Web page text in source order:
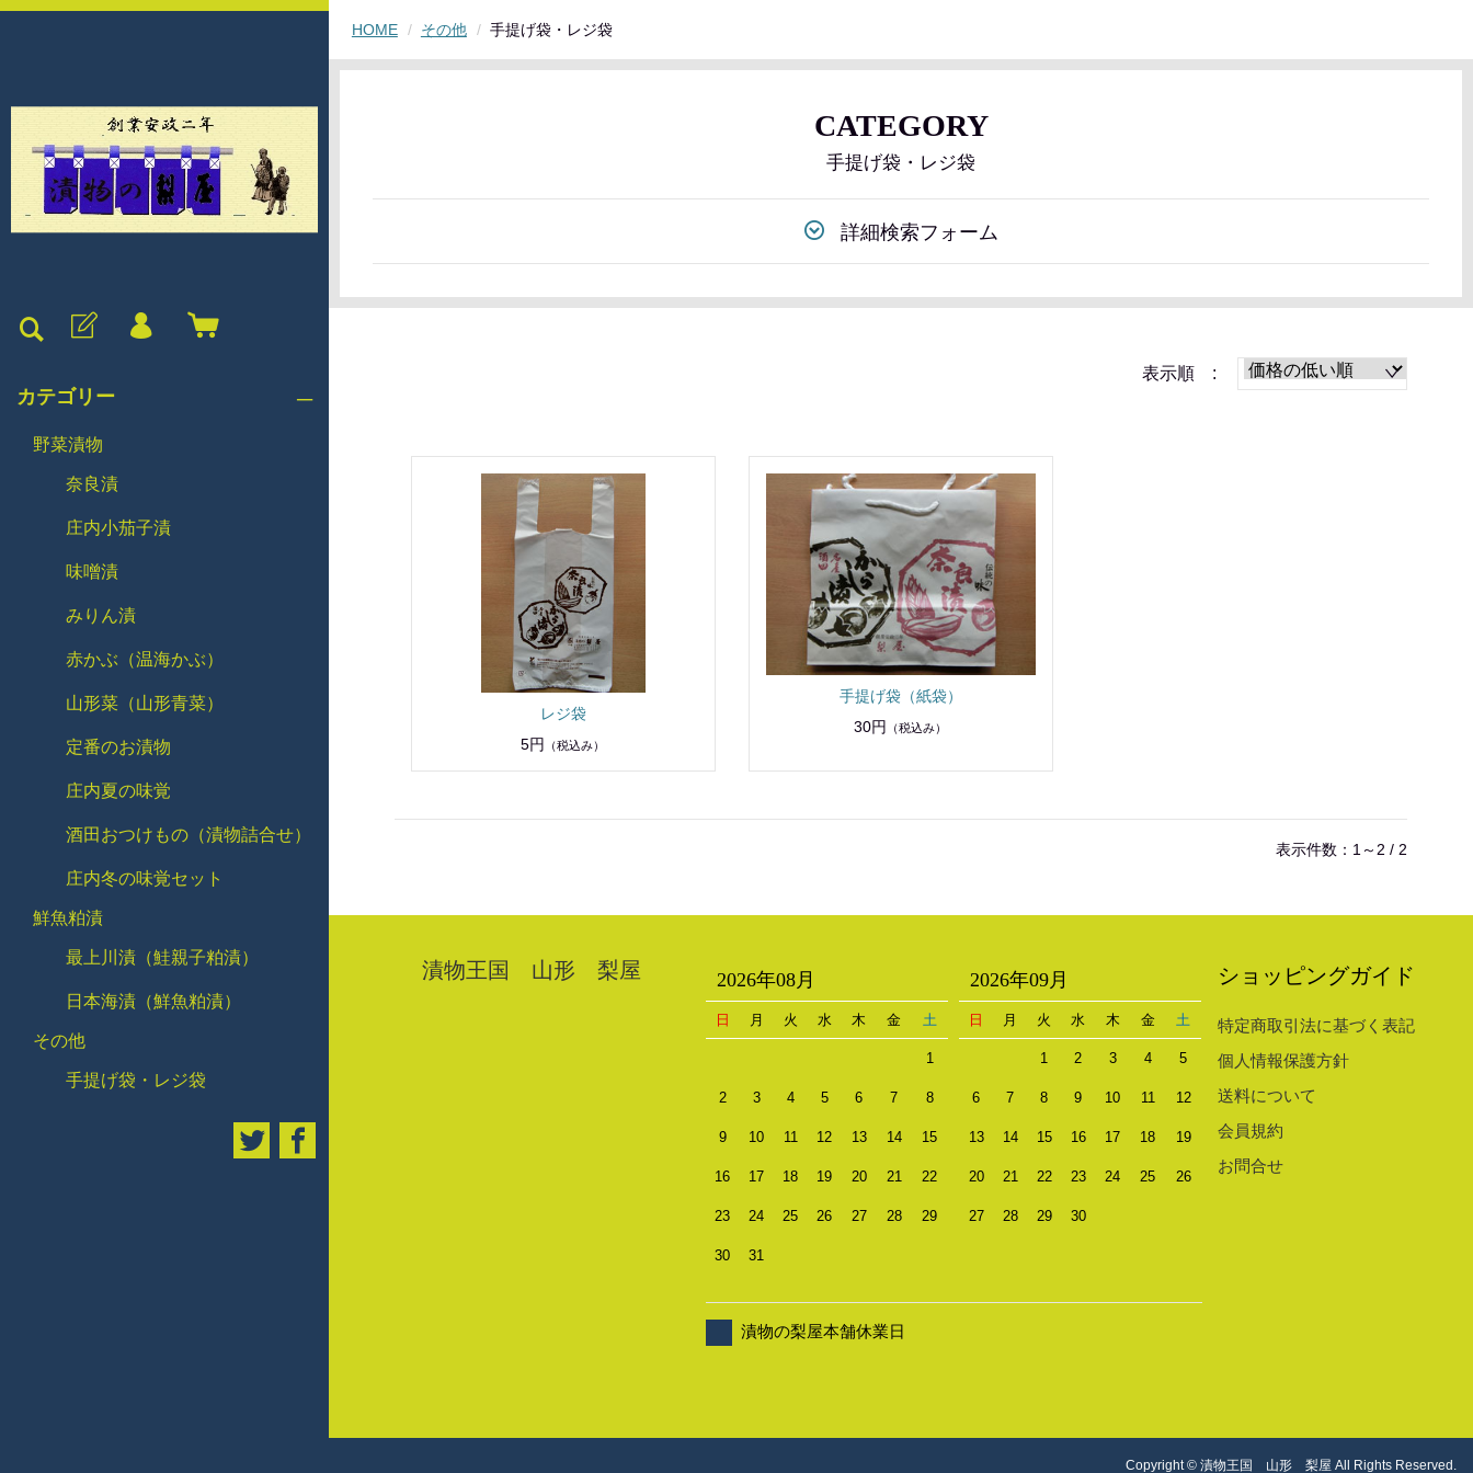
カテゴリー
野菜漬物
奈良漬
庄内小茄子漬
味噌漬
みりん漬
赤かぶ（温海かぶ）
山形菜（山形青菜）
定番のお漬物
庄内夏の味覚
酒田おつけもの（漬物詰合せ）
庄内冬の味覚セット
鮮魚粕漬
最上川漬（鮭親子粕漬）
日本海漬（鮮魚粕漬）
その他
手提げ袋・レジ袋
HOME その他 手提げ袋・レジ袋
CATEGORY
手提げ袋・レジ袋
詳細検索フォーム
表示順 :
レジ袋
5円
（税込み）
手提げ袋（紙袋）
30円
（税込み）
表示件数：1～2 / 2
漬物王国 山形 梨屋 2026年08月
日 月 火 水 木 金 土
1
2 3 4 5 6 7 8
9 10 11 12 13 14 15
16 17 18 19 20 21 22
23 24 25 26 27 28 29
30 31
2026年09月
日 月 火 水 木 金 土
1 2 3 4 5
6 7 8 9 10 11 12
13 14 15 16 17 18 19
20 21 22 23 24 25 26
27 28 29 30
漬物の梨屋本舗休業日
ショッピングガイド
特定商取引法に基づく表記
個人情報保護方針
送料について
会員規約
お問合せ
Copyright © 漬物王国 山形 梨屋 All Rights Reserved.